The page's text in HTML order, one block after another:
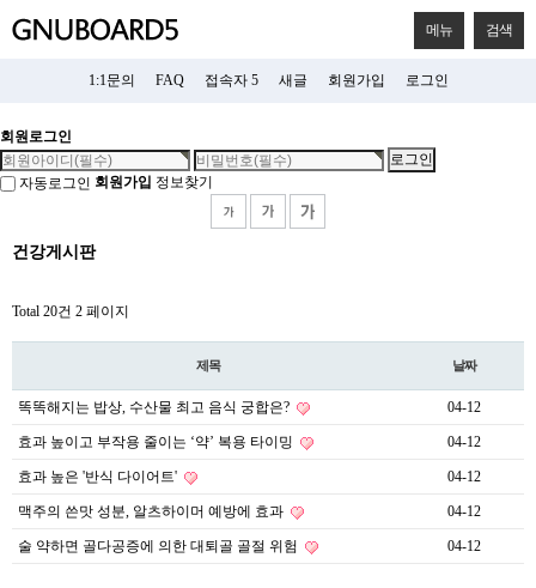
메뉴 검색
1:1문의 FAQ 접속자 5 새글 회원가입 로그인
회원로그인
자동로그인 회원가입 정보찾기
건강게시판
Total 20건 2 페이지
제목 날짜
똑똑해지는 밥상, 수산물 최고 음식 궁합은? 04-12
효과 높이고 부작용 줄이는 ‘약’ 복용 타이밍 04-12
효과 높은 '반식 다이어트' 04-12
맥주의 쓴맛 성분, 알츠하이머 예방에 효과 04-12
술 약하면 골다공증에 의한 대퇴골 골절 위험 04-12